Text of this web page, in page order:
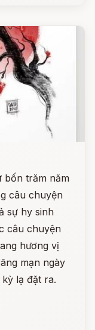
bốn trăm năm
câu chuyện
sự hy sinh
câu chuyện
hương vị
mạn ngày
lạ đặt ra.